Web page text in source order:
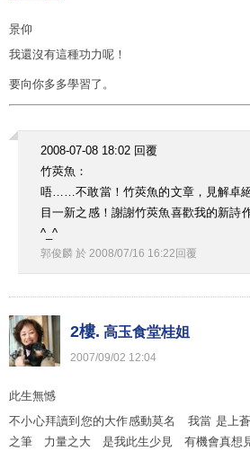
景仰
我還沒有這種功力呢！
要向你多多學習了。
2008-07-08 18:02 回覆
竹莢魚：
唔……不敢當！竹莢魚的文章，見解卓
目一新之感！謝謝竹莢魚喜歡我的新詩
^_^
郭俊麟 於 2008/07/16 16:22 回覆
2樓. 高玉食堂桂姐
2007/09/02 12:04
此生無憾
不小心拜讀到您的大作感動莫名 我當 是
之筆 力量之大 是我此生少見 有機會真想